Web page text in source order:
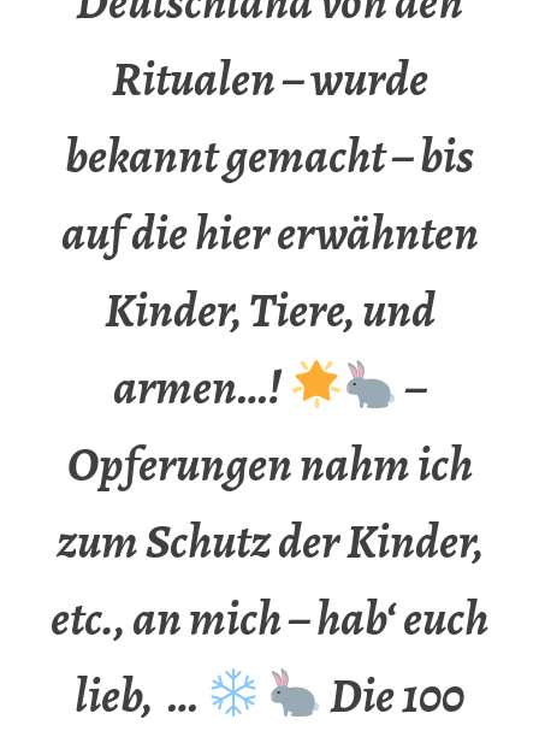
Ritualen – wurde
bekannt gemacht – bis
auf die hier erwähnten
Kinder, Tiere, und
armen…!
–
Opferungen nahm ich
zum Schutz der Kinder,
etc., an mich – hab‘ euch
lieb, …
Die 100